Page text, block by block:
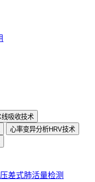
吸收技术
心率变异分析HRV技术